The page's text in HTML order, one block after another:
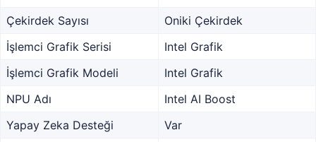
Çekirdek Sayısı
Oniki Çekirdek
İşlemci Grafik Serisi
Intel Grafik
İşlemci Grafik Modeli
Intel Grafik
NPU Adı
Intel AI Boost
Yapay Zeka Desteği
Var